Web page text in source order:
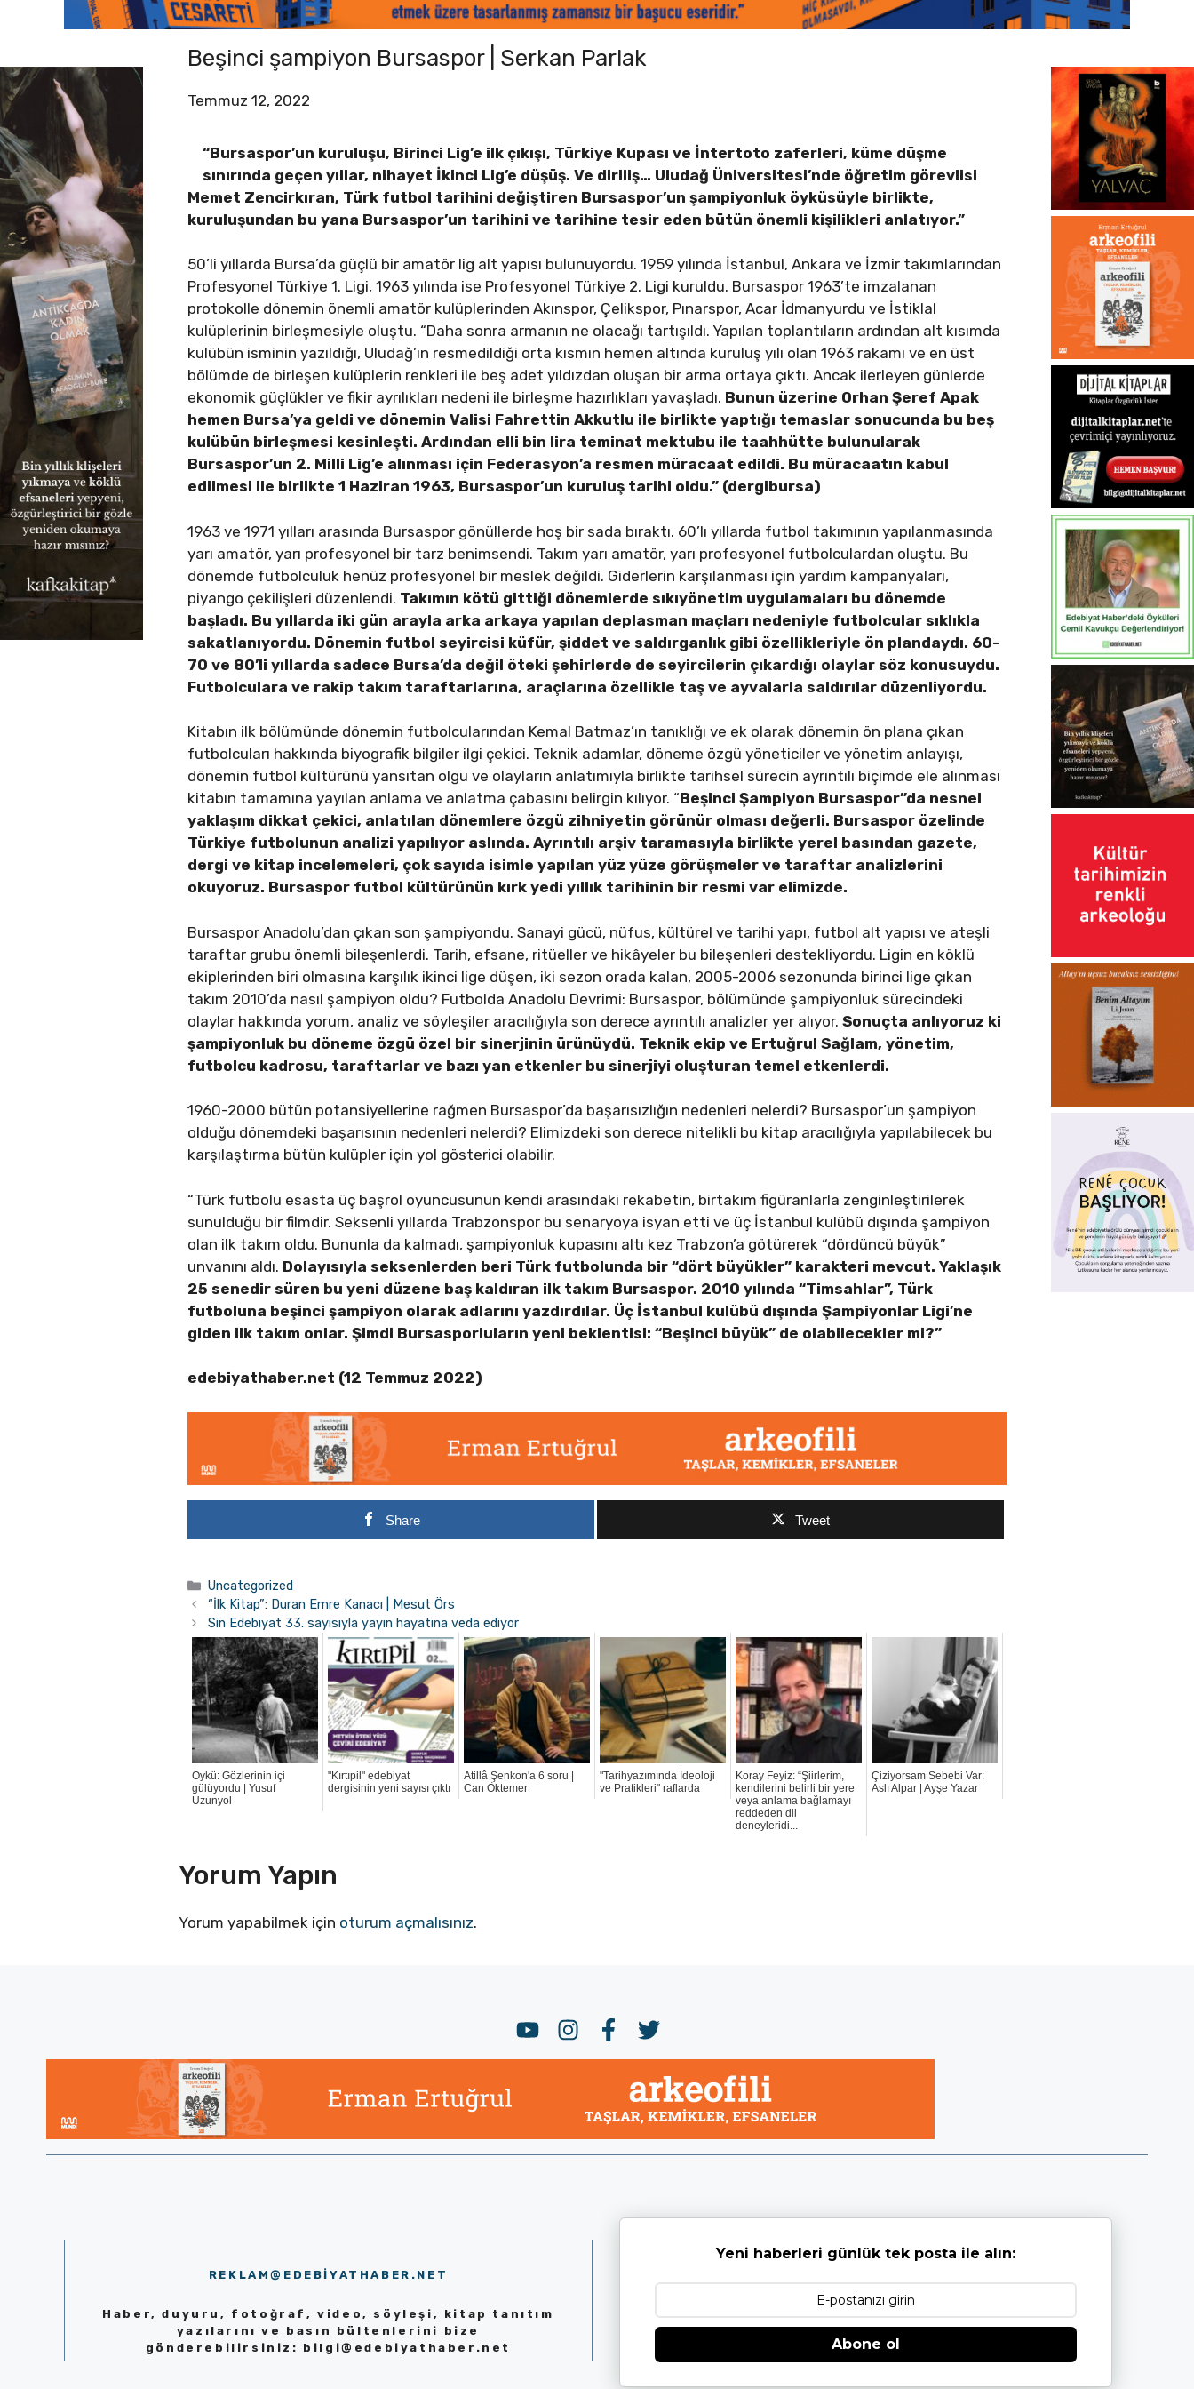
Beşinci şampiyon Bursaspor | Serkan Parlak
Temmuz 12, 2022
“Bursaspor’un kuruluşu, Birinci Lig’e ilk çıkışı, Türkiye Kupası ve İntertoto zaferleri, küme düşme
sınırında geçen yıllar, nihayet İkinci Lig’e düşüş. Ve diriliş… Uludağ Üniversitesi’nde öğretim görevlisi
Memet Zencirkıran, Türk futbol tarihini değiştiren Bursaspor’un şampiyonluk öyküsüyle birlikte,
kuruluşundan bu yana Bursaspor’un tarihini ve tarihine tesir eden bütün önemli kişilikleri anlatıyor.”
50’li yıllarda Bursa’da güçlü bir amatör lig alt yapısı bulunuyordu. 1959 yılında İstanbul, Ankara ve İzmir takımlarından
Profesyonel Türkiye 1. Ligi, 1963 yılında ise Profesyonel Türkiye 2. Ligi kuruldu. Bursaspor 1963’te imzalanan
protokolle dönemin önemli amatör kulüplerinden Akınspor, Çelikspor, Pınarspor, Acar İdmanyurdu ve İstiklal
kulüplerinin birleşmesiyle oluştu. “Daha sonra armanın ne olacağı tartışıldı. Yapılan toplantıların ardından alt kısımda
kulübün isminin yazıldığı, Uludağ’ın resmedildiği orta kısmın hemen altında kuruluş yılı olan 1963 rakamı ve en üst
bölümde de birleşen kulüplerin renkleri ile beş adet yıldızdan oluşan bir arma ortaya çıktı. Ancak ilerleyen günlerde
ekonomik güçlükler ve fikir ayrılıkları nedeni ile birleşme hazırlıkları yavaşladı. Bunun üzerine Orhan Şeref Apak
hemen Bursa’ya geldi ve dönemin Valisi Fahrettin Akkutlu ile birlikte yaptığı temaslar sonucunda bu beş
kulübün birleşmesi kesinleşti. Ardından elli bin lira teminat mektubu ile taahhütte bulunularak
Bursaspor’un 2. Milli Lig’e alınması için Federasyon’a resmen müracaat edildi. Bu müracaatın kabul
edilmesi ile birlikte 1 Haziran 1963, Bursaspor’un kuruluş tarihi oldu.” (dergibursa)
1963 ve 1971 yılları arasında Bursaspor gönüllerde hoş bir sada bıraktı. 60’lı yıllarda futbol takımının yapılanmasında
yarı amatör, yarı profesyonel bir tarz benimsendi. Takım yarı amatör, yarı profesyonel futbolculardan oluştu. Bu
dönemde futbolculuk henüz profesyonel bir meslek değildi. Giderlerin karşılanması için yardım kampanyaları,
piyango çekilişleri düzenlendi. Takımın kötü gittiği dönemlerde sıkıyönetim uygulamaları bu dönemde
başladı. Bu yıllarda iki gün arayla arka arkaya yapılan deplasman maçları nedeniyle futbolcular sıklıkla
sakatlanıyordu. Dönemin futbol seyircisi küfür, şiddet ve saldırganlık gibi özellikleriyle ön plandaydı. 60-
70 ve 80’li yıllarda sadece Bursa’da değil öteki şehirlerde de seyircilerin çıkardığı olaylar söz konusuydu.
Futbolculara ve rakip takım taraftarlarına, araçlarına özellikle taş ve ayvalarla saldırılar düzenliyordu.
Kitabın ilk bölümünde dönemin futbolcularından Kemal Batmaz’ın tanıklığı ve ek olarak dönemin ön plana çıkan
futbolcuları hakkında biyografik bilgiler ilgi çekici. Teknik adamlar, döneme özgü yöneticiler ve yönetim anlayışı,
dönemin futbol kültürünü yansıtan olgu ve olayların anlatımıyla birlikte tarihsel sürecin ayrıntılı biçimde ele alınması
kitabın tamamına yayılan anlama ve anlatma çabasını belirgin kılıyor. “Beşinci Şampiyon Bursaspor”da nesnel
yaklaşım dikkat çekici, anlatılan dönemlere özgü zihniyetin görünür olması değerli. Bursaspor özelinde
Türkiye futbolunun analizi yapılıyor aslında. Ayrıntılı arşiv taramasıyla birlikte yerel basından gazete,
dergi ve kitap incelemeleri, çok sayıda isimle yapılan yüz yüze görüşmeler ve taraftar analizlerini
okuyoruz. Bursaspor futbol kültürünün kırk yedi yıllık tarihinin bir resmi var elimizde.
Bursaspor Anadolu’dan çıkan son şampiyondu. Sanayi gücü, nüfus, kültürel ve tarihi yapı, futbol alt yapısı ve ateşli
taraftar grubu önemli bileşenlerdi. Tarih, efsane, ritüeller ve hikâyeler bu bileşenleri destekliyordu. Ligin en köklü
ekiplerinden biri olmasına karşılık ikinci lige düşen, iki sezon orada kalan, 2005-2006 sezonunda birinci lige çıkan
takım 2010’da nasıl şampiyon oldu? Futbolda Anadolu Devrimi: Bursaspor, bölümünde şampiyonluk sürecindeki
olaylar hakkında yorum, analiz ve söyleşiler aracılığıyla son derece ayrıntılı analizler yer alıyor.Sonuçta anlıyoruz ki
şampiyonluk bu döneme özgü özel bir sinerjinin ürünüydü. Teknik ekip ve Ertuğrul Sağlam, yönetim,
futbolcu kadrosu, taraftarlar ve bazı yan etkenler bu sinerjiyi oluşturan temel etkenlerdi.
1960-2000 bütün potansiyellerine rağmen Bursaspor’da başarısızlığın nedenleri nelerdi? Bursaspor’un şampiyon
olduğu dönemdeki başarısının nedenleri nelerdi? Elimizdeki son derece nitelikli bu kitap aracılığıyla yapılabilecek bu
karşılaştırma bütün kulüpler için yol gösterici olabilir.
“Türk futbolu esasta üç başrol oyuncusunun kendi arasındaki rekabetin, birtakım figüranlarla zenginleştirilerek
sunulduğu bir filmdir. Seksenli yıllarda Trabzonspor bu senaryoya isyan etti ve üç İstanbul kulübü dışında şampiyon
olan ilk takım oldu. Bununla da kalmadı, şampiyonluk kupasını altı kez Trabzon’a götürerek “dördüncü büyük”
unvanını aldı. Dolayısıyla seksenlerden beri Türk futbolunda bir “dört büyükler” karakteri mevcut. Yaklaşık
25 senedir süren bu yeni düzene baş kaldıran ilk takım Bursaspor. 2010 yılında “Timsahlar”, Türk
futboluna beşinci şampiyon olarak adlarını yazdırdılar. Üç İstanbul kulübü dışında Şampiyonlar Ligi’ne
giden ilk takım onlar. Şimdi Bursasporluların yeni beklentisi: “Beşinci büyük” de olabilecekler mi?”
edebiyathaber.net (12 Temmuz 2022)
Share Tweet
Kategoriler
Uncategorized
“İlk Kitap”: Duran Emre Kanacı | Mesut Örs
Sin Edebiyat 33. sayısıyla yayın hayatına veda ediyor
Öykü: Gözlerinin içi
gülüyordu | Yusuf
Uzunyol
"Kırtıpil" edebiyat
dergisinin yeni sayısı çıktı
Atillâ Şenkon'a 6 soru |
Can Öktemer
"Tarihyazımında İdeoloji
ve Pratikleri" raflarda
Koray Feyiz: “Şiirlerim,
kendilerini belirli bir yere
veya anlama bağlamayı
reddeden dil
deneyleridi...
Çiziyorsam Sebebi Var:
Aslı Alpar | Ayşe Yazar
Yorum Yapın
Yorum yapabilmek için oturum açmalısınız.
REKLAM@EDEBIYATHABER.NET
Haber, duyuru, fotoğraf, video, söyleşi, kitap tanıtım
yazılarını ve basın bültenlerini bize
gönderebilirsiniz: bilgi@edebiyathaber.net
Yeni haberleri günlük tek posta ile alın:
Abone ol